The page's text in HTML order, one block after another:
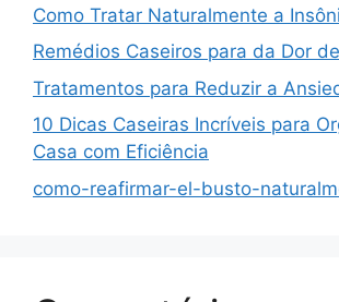
Como Tratar Naturalmente a
Remédios Caseiros para da Dor
Tratamentos para Reduzir a
10 Dicas Caseiras Incríveis para
Casa com Eficiência
como-reafirmar-el-busto-